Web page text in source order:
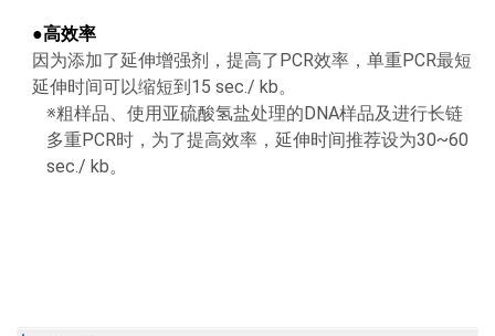
●高效率
因为添加了延伸增强剂，提高了PCR效率，单重PCR最短
延伸时间可以缩短到15 sec./ kb。
※粗样品、使用亚硫酸氢盐处理的DNA样品及进行长链
多重PCR时，为了提高效率，延伸时间推荐设为30~60
sec./ kb。